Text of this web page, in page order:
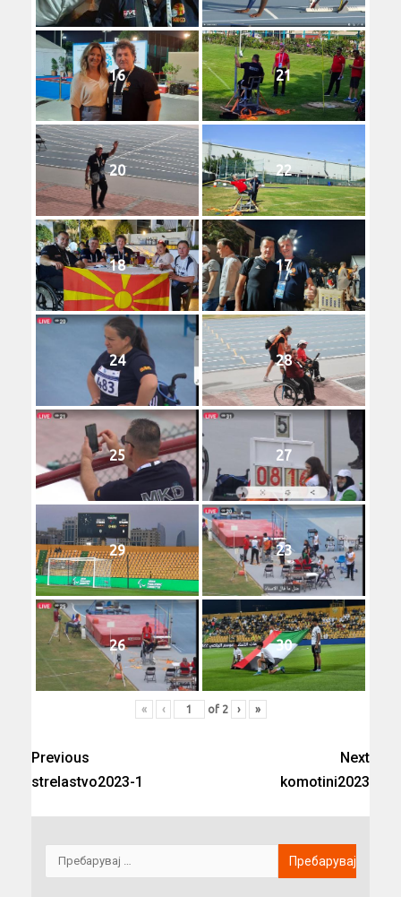
16 21
20 22
18 17
24 28
25 27
29 23
26 30
« ‹ of 2 › »
Previous
strelastvo2023-1
Next
komotini2023